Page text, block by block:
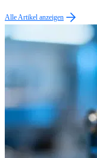
Alle Artikel anzeigen